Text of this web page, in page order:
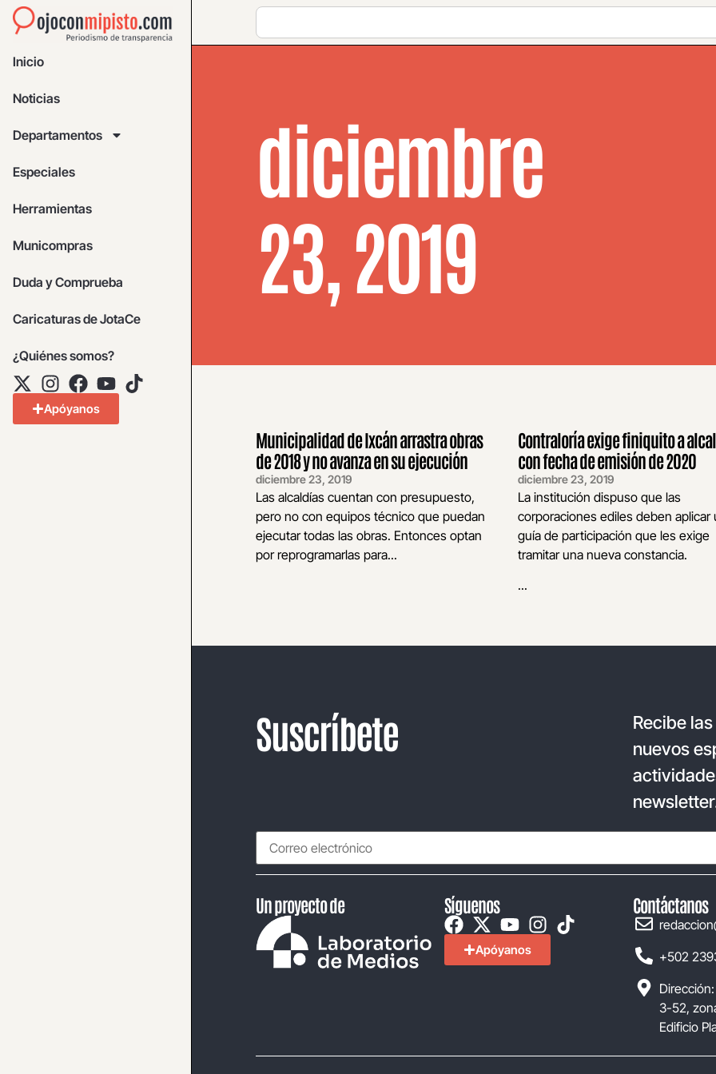
Inicio
Noticias
Departamentos
Especiales
Herramientas
Municompras
Duda y Comprueba
Caricaturas de JotaCe
¿Quiénes somos?
Apóyanos
diciembre
23, 2019
Municipalidad de Ixcán arrastra obras
de 2018 y no avanza en su ejecución
diciembre 23, 2019
Las alcaldías cuentan con presupuesto,
pero no con equipos técnico que puedan
ejecutar todas las obras. Entonces optan
por reprogramarlas para...
Contraloría exige finiquito a
con fecha de emisión de 2020
diciembre 23, 2019
La institución dispuso que las
corporaciones ediles deben aplicar
guía de participación que les exige
tramitar una nueva constancia.
...
Suscríbete
Recibe
nuevos
Un proyecto de Síguenos
Apóyanos
Contáctanos
+502
3-52,
Edificio